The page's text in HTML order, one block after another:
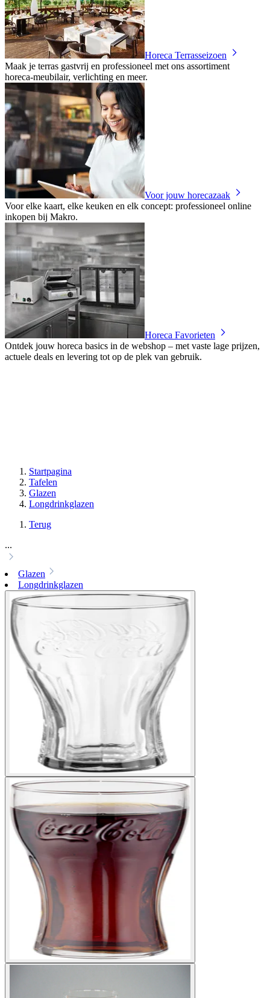
Horeca Terrasseizoen
Maak je terras gastvrij en professioneel met ons assortiment
horeca‑meubilair, verlichting en meer.
Voor jouw horecazaak
Voor elke kaart, elke keuken en elk concept: professioneel online
inkopen bij Makro.
Horeca Favorieten
Ontdek jouw horeca basics in de webshop – met vaste lage prijzen,
actuele deals en levering tot op de plek van gebruik.
Startpagina
Tafelen
Glazen
Longdrinkglazen
Terug
...
Glazen
Longdrinkglazen